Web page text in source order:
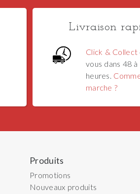
Livraison
Click & Collect
vous dans 48 à
heures.
marche ?
Produits
Promotions
Nouveaux produits